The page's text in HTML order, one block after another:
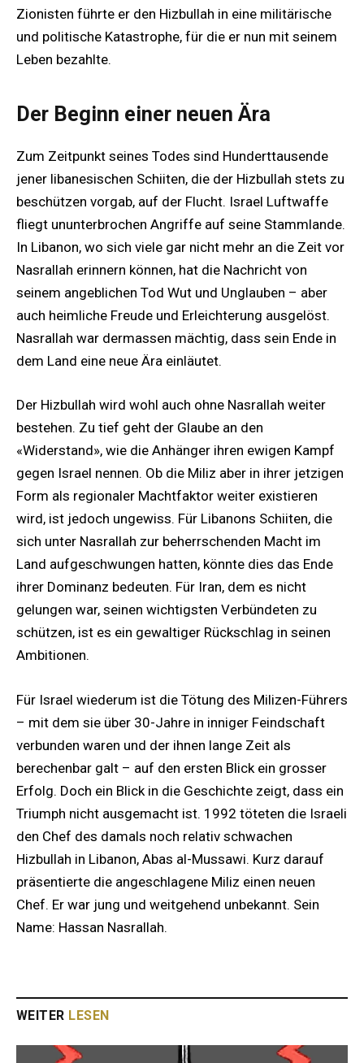
Zionisten führte er den Hizbullah in eine militärische
und politische Katastrophe, für die er nun mit seinem
Leben bezahlte.
Der Beginn einer neuen Ära
Zum Zeitpunkt seines Todes sind Hunderttausende
jener libanesischen Schiiten, die der Hizbullah stets zu
beschützen vorgab, auf der Flucht. Israel Luftwaffe
fliegt ununterbrochen Angriffe auf seine Stammlande.
In Libanon, wo sich viele gar nicht mehr an die Zeit vor
Nasrallah erinnern können, hat die Nachricht von
seinem angeblichen Tod Wut und Unglauben – aber
auch heimliche Freude und Erleichterung ausgelöst.
Nasrallah war dermassen mächtig, dass sein Ende in
dem Land eine neue Ära einläutet.
Der Hizbullah wird wohl auch ohne Nasrallah weiter
bestehen. Zu tief geht der Glaube an den
«Widerstand», wie die Anhänger ihren ewigen Kampf
gegen Israel nennen. Ob die Miliz aber in ihrer jetzigen
Form als regionaler Machtfaktor weiter existieren
wird, ist jedoch ungewiss. Für Libanons Schiiten, die
sich unter Nasrallah zur beherrschenden Macht im
Land aufgeschwungen hatten, könnte dies das Ende
ihrer Dominanz bedeuten. Für Iran, dem es nicht
gelungen war, seinen wichtigsten Verbündeten zu
schützen, ist es ein gewaltiger Rückschlag in seinen
Ambitionen.
Für Israel wiederum ist die Tötung des Milizen-Führers
– mit dem sie über 30-Jahre in inniger Feindschaft
verbunden waren und der ihnen lange Zeit als
berechenbar galt – auf den ersten Blick ein grosser
Erfolg. Doch ein Blick in die Geschichte zeigt, dass ein
Triumph nicht ausgemacht ist. 1992 töteten die Israeli
den Chef des damals noch relativ schwachen
Hizbullah in Libanon, Abas al-Mussawi. Kurz darauf
präsentierte die angeschlagene Miliz einen neuen
Chef. Er war jung und weitgehend unbekannt. Sein
Name: Hassan Nasrallah.
WEITER LESEN